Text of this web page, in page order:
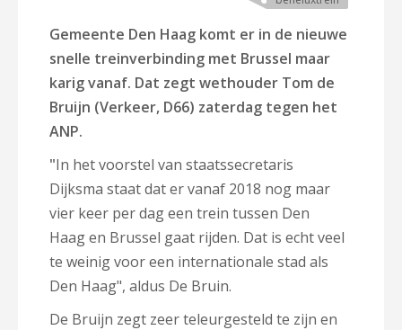
Gemeente Den Haag komt er in de nieuwe
snelle treinverbinding met Brussel maar
karig vanaf. Dat zegt wethouder Tom de
Bruijn (Verkeer, D66) zaterdag tegen het
ANP.
"In het voorstel van staatssecretaris
Dijksma staat dat er vanaf 2018 nog maar
vier keer per dag een trein tussen Den
Haag en Brussel gaat rijden. Dat is echt veel
te weinig voor een internationale stad als
Den Haag", aldus De Bruin.
De Bruijn zegt zeer teleurgesteld te zijn en